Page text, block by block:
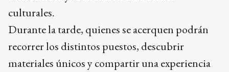
culturales.
Durante la tarde, quienes se acerquen podrán
recorrer los distintos puestos, descubrir
materiales únicos y compartir una experiencia